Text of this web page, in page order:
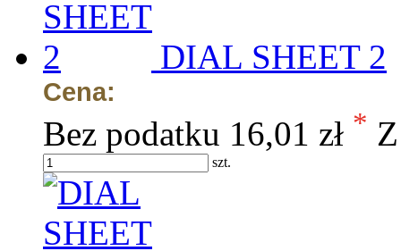
DIAL SHEET 2
Cena:
Bez podatku 16,01 zł *
szt.